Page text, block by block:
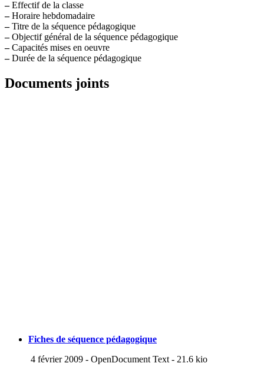
–Effectif de la classe
–Horaire hebdomadaire
–Titre de la séquence pédagogique
–Objectif général de la séquence pédagogique
–Capacités mises en oeuvre
–Durée de la séquence pédagogique
Documents joints
Fiches de séquence pédagogique
4 février 2009 - OpenDocument Text - 21.6 kio